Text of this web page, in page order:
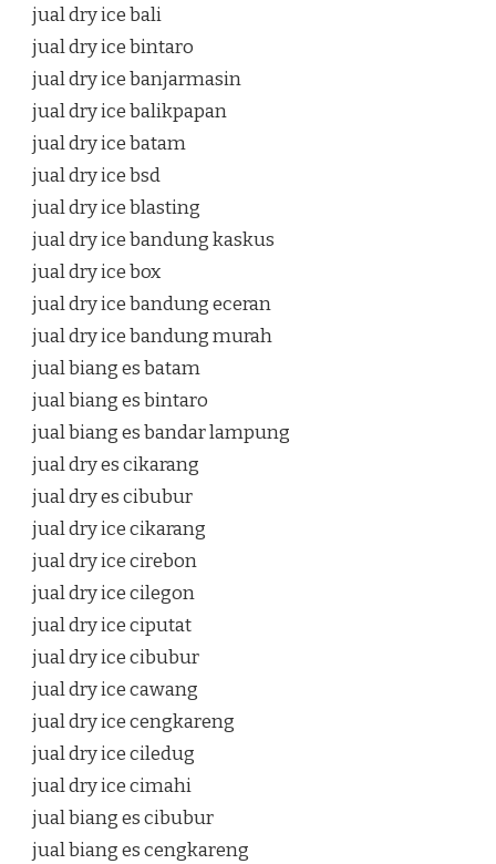
jual dry ice bali
jual dry ice bintaro
jual dry ice banjarmasin
jual dry ice balikpapan
jual dry ice batam
jual dry ice bsd
jual dry ice blasting
jual dry ice bandung kaskus
jual dry ice box
jual dry ice bandung eceran
jual dry ice bandung murah
jual biang es batam
jual biang es bintaro
jual biang es bandar lampung
jual dry es cikarang
jual dry es cibubur
jual dry ice cikarang
jual dry ice cirebon
jual dry ice cilegon
jual dry ice ciputat
jual dry ice cibubur
jual dry ice cawang
jual dry ice cengkareng
jual dry ice ciledug
jual dry ice cimahi
jual biang es cibubur
jual biang es cengkareng